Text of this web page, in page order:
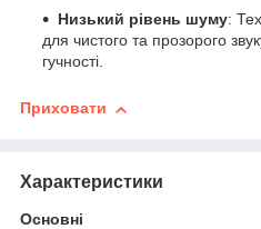
Низький рівень шуму:
для чистого та прозорого
гучності.
Приховати
Характеристики
Основні